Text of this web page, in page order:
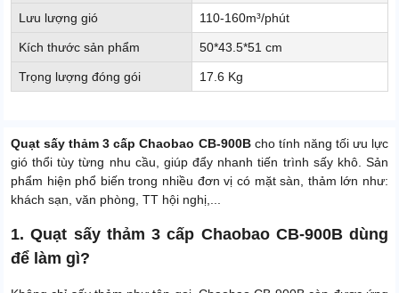
Lưu lượng gió 110-160m³/phút
Kích thước sản phẩm 50*43.5*51 cm
Trọng lượng đóng gói 17.6 Kg
Quạt sấy thảm 3 cấp Chaobao CB-900Bcho tính năng tối ưu lực
gió thổi tùy từng nhu cầu, giúp đẩy nhanh tiến trình sấy khô. Sản
phẩm hiện phổ biến trong nhiều đơn vị có mặt sàn, thảm lớn như:
khách sạn, văn phòng, TT hội nghị,...
1. Quạt sấy thảm 3 cấp Chaobao CB-900B dùng
để làm gì?